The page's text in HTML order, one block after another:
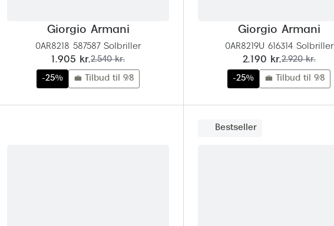
Giorgio Armani
0AR8218 587587 Solbriller
nu:
1.905 kr.før:
2.540 kr.
-25% 💼 Tilbud til 9/8
Giorgio Armani
0AR8219U 616314 Solbriller
nu:
2.190 kr.før:
2.920 kr.
-25% 💼 Tilbud til 9/8
Bestseller